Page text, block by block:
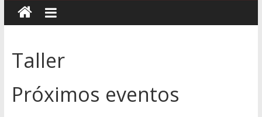
Taller
Próximos eventos